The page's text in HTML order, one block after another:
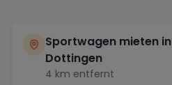
Sportwagen mieten in
Dottingen
4 km entfernt